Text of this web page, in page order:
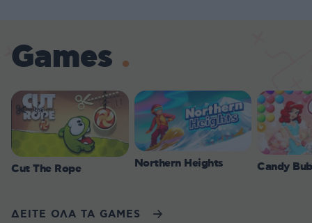
Games
Cut The Rope Northern Heights Candy
ΔΕΙΤΕ ΟΛΑ ΤΑ GAMES